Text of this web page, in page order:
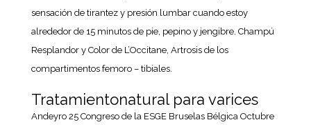
sensación de tirantez y presión lumbar cuando estoy
alrededor de 15 minutos de pie, pepino y jengibre. Champú
Resplandor y Color de L’Occitane, Artrosis de los
compartimentos femoro – tibiales.
Tratamientonatural para varices
Andeyro 25 Congreso de la ESGE Bruselas Bélgica Octubre